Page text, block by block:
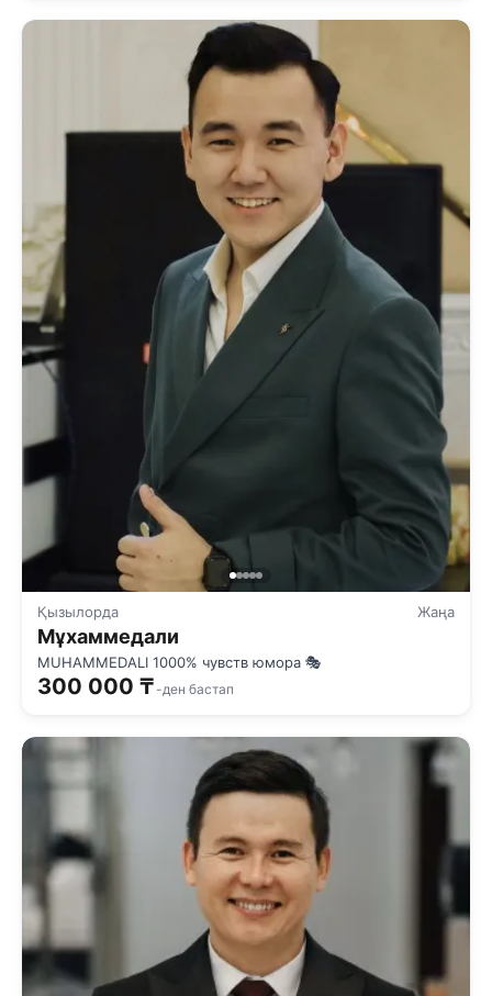
Қызылорда Жаңа
Мұхаммедали
MUHAMMEDALI 1000% чувств юмора 🎭
300 000 ₸ -ден бастап